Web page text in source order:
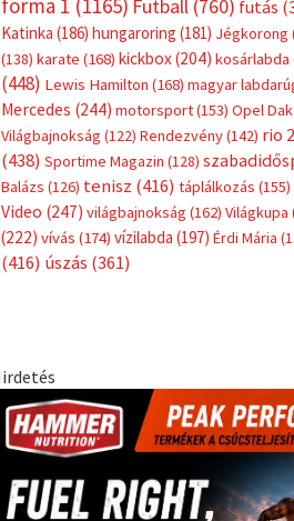
Címkék
egészség
forma 1(1165)Futball(760)futás
Katinka(186)hungaroring(181)Jégkorong
(138)karate(168)kickbox(204) kosárlabda
magyar
Mercedes(244)motorsport(153)Opel